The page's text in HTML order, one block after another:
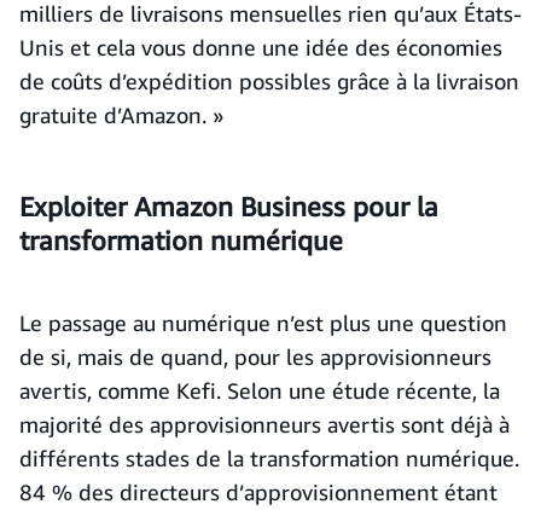
milliers de livraisons mensuelles rien qu’aux États-
Unis et cela vous donne une idée des économies
de coûts d’expédition possibles grâce à la livraison
gratuite d’Amazon. »
Exploiter Amazon Business pour la
transformation numérique
Le passage au numérique n’est plus une question
de si, mais de quand, pour les approvisionneurs
avertis, comme Kefi. Selon une étude récente, la
majorité des approvisionneurs avertis sont déjà à
différents stades de la transformation numérique.
84 % des directeurs d’approvisionnement étant